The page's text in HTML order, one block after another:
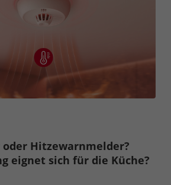
oder Hitzewarnmelder?
eignet sich für die Küche?